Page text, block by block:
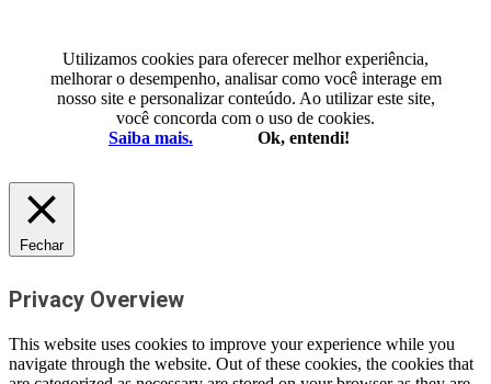
Utilizamos cookies para oferecer melhor experiência,
melhorar o desempenho, analisar como você interage em
nosso site e personalizar conteúdo. Ao utilizar este site,
você concorda com o uso de cookies.
Saiba mais.
Ok, entendi!
Fechar
Privacy Overview
This website uses cookies to improve your experience while you
navigate through the website. Out of these cookies, the cookies that